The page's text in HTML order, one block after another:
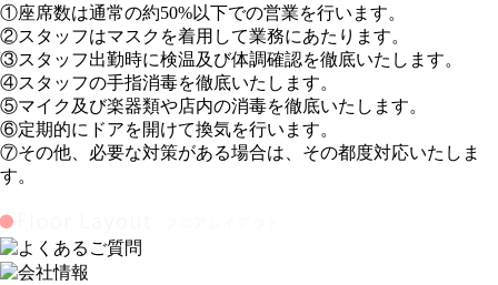
①座席数は通常の約50%以下での営業を行います。
②スタッフはマスクを着用して業務にあたります。
③スタッフ出勤時に検温及び体調確認を徹底いたします。
④スタッフの手指消毒を徹底いたします。
⑤マイク及び楽器類や店内の消毒を徹底いたします。
⑥定期的にドアを開けて換気を行います。
⑦その他、必要な対策がある場合は、その都度対応いたしま
す。